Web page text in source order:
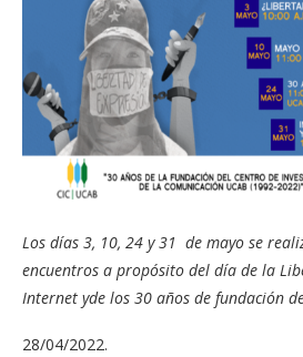
Los días 3, 10, 24 y 31 de mayo se
encuentros a propósito del día de la
Internet yde los 30 años de fundación de
28/04/2022.